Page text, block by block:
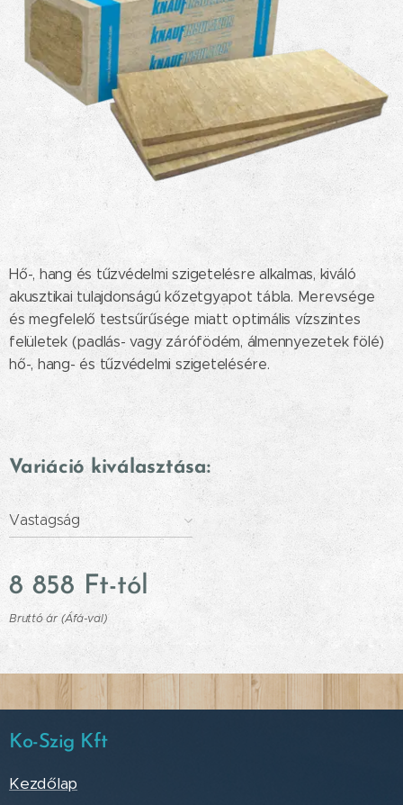
Hő-, hang és tűzvédelmi szigetelésre alkalmas, kiváló
akusztikai tulajdonságú kőzetgyapot tábla. Merevsége
és megfelelő testsűrűsége miatt optimális vízszintes
felületek (padlás- vagy zárófödém, álmennyezetek fölé)
hő-, hang- és tűzvédelmi szigetelésére.
Variáció kiválasztása:
Vastagság
8 858 Ft-tól
Bruttó ár (Áfá-val)
Ko-Szig Kft
Kezdőlap